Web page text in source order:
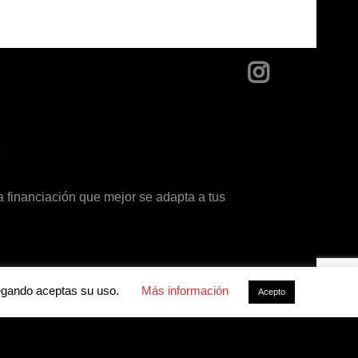
financiación que mejor se adapta a tus
aceptas su uso. Más información Acepto